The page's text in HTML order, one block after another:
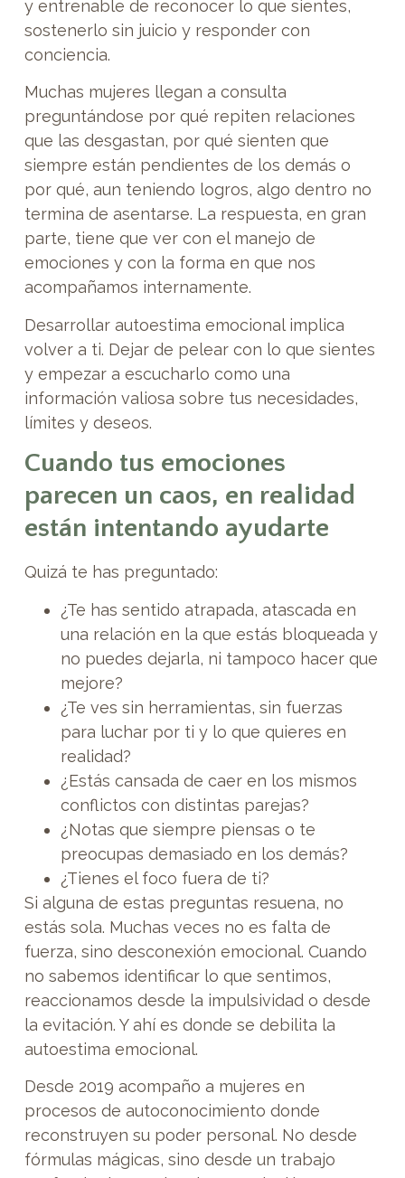
y entrenable de reconocer lo que sientes,
sostenerlo sin juicio y responder con
conciencia.
Muchas mujeres llegan a consulta
preguntándose por qué repiten relaciones
que las desgastan, por qué sienten que
siempre están pendientes de los demás o
por qué, aun teniendo logros, algo dentro no
termina de asentarse. La respuesta, en gran
parte, tiene que ver con el manejo de
emociones y con la forma en que nos
acompañamos internamente.
Desarrollar autoestima emocional implica
volver a ti. Dejar de pelear con lo que sientes
y empezar a escucharlo como una
información valiosa sobre tus necesidades,
límites y deseos.
Cuando tus emociones
parecen un caos, en realidad
están intentando ayudarte
Quizá te has preguntado:
¿Te has sentido atrapada, atascada en
una relación en la que estás bloqueada y
no puedes dejarla, ni tampoco hacer que
mejore?
¿Te ves sin herramientas, sin fuerzas
para luchar por ti y lo que quieres en
realidad?
¿Estás cansada de caer en los mismos
conflictos con distintas parejas?
¿Notas que siempre piensas o te
preocupas demasiado en los demás?
¿Tienes el foco fuera de ti?
Si alguna de estas preguntas resuena, no
estás sola. Muchas veces no es falta de
fuerza, sino desconexión emocional. Cuando
no sabemos identificar lo que sentimos,
reaccionamos desde la impulsividad o desde
la evitación. Y ahí es donde se debilita la
autoestima emocional.
Desde 2019 acompaño a mujeres en
procesos de autoconocimiento donde
reconstruyen su poder personal. No desde
fórmulas mágicas, sino desde un trabajo